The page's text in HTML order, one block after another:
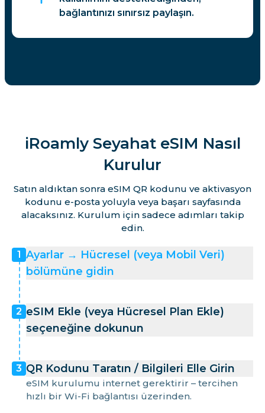
bağlantınızı sınırsız paylaşın.
iRoamly Seyahat eSIM Nasıl
Kurulur
Satın aldıktan sonra eSIM QR kodunu ve aktivasyon
kodunu e-posta yoluyla veya başarı sayfasında
alacaksınız. Kurulum için sadece adımları takip
edin.
1
Ayarlar → Hücresel (veya Mobil Veri)
bölümüne gidin
2 eSIM Ekle (veya Hücresel Plan Ekle)
seçeneğine dokunun
3 QR Kodunu Taratın / Bilgileri Elle Girin
eSIM kurulumu internet gerektirir – tercihen
hızlı bir Wi-Fi bağlantısı üzerinden.